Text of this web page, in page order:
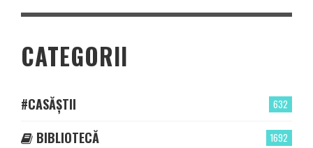
CATEGORII
632
#CASĂȘTII
1692
BIBLIOTECĂ